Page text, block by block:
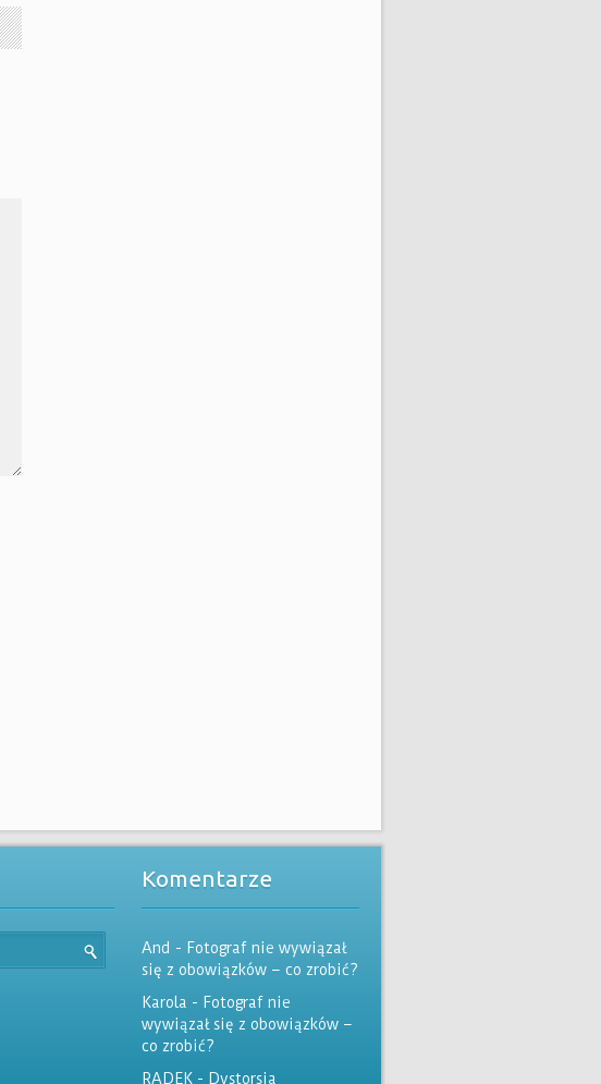
Komentarze
And - Fotograf nie wywiązał
się z obowiązków – co zrobić?
Karola - Fotograf nie
wywiązał się z obowiązków –
co zrobić?
RADEK - Dystorsja